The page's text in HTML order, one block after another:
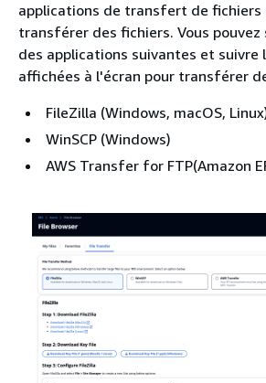
applications de transfert de fichiers
transférer des fichiers. Vous
des applications suivantes et suivre
affichées à l'écran pour transférer
FileZilla (Windows, macOS,
WinSCP (Windows)
AWS Transfer for FTP(Amazon